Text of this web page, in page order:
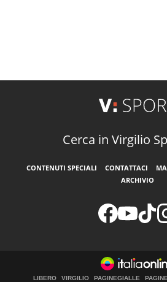
Cerca in Virgilio
CONTENUTI SPECIALI CONTATTACI
ARCHIVIO
LIBERO VIRGILIO PAGINEGIALLE